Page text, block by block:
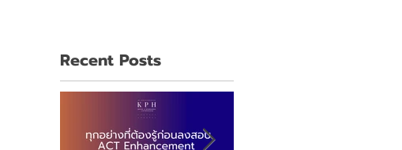
Recent Posts